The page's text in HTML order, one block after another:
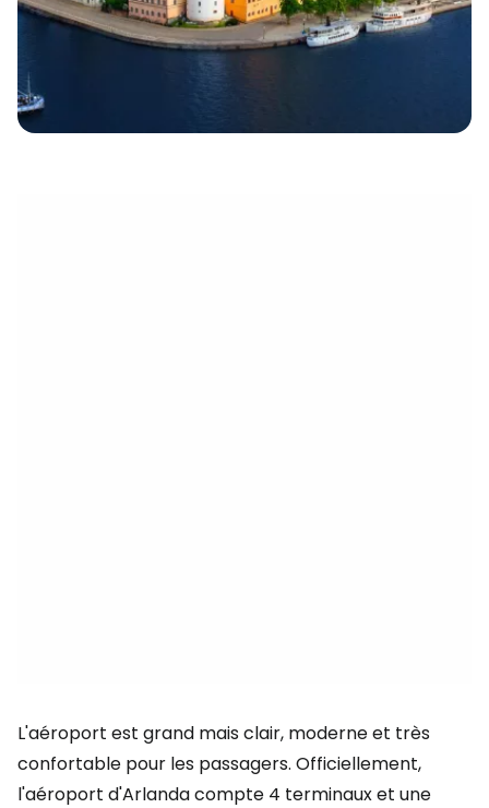
L'aéroport est grand mais clair, moderne et très
confortable pour les passagers. Officiellement,
l'aéroport d'Arlanda compte 4 terminaux et une